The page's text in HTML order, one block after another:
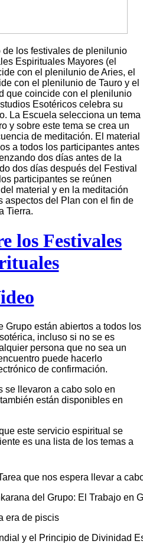
los festivales de plenilunio
Espirituales Mayores (el
con el plenilunio de Aries, el
con el plenilunio de Tauro y el
que coincide con el plenilunio
Esotéricos celebra su
La Escuela selecciona un tema
y sobre este tema se crea un
de meditación. El material
a todos los participantes antes
dos días antes de la
dos días después del Festival
participantes se reúnen
material y en la meditación
aspectos del Plan con el fin de
Tierra.
los Festivales
Grupo están abiertos a todos los
incluso si no se es
persona que no sea un
puede hacerlo
de confirmación.
se llevaron a cabo solo en
están disponibles en
este servicio espiritual se
es una lista de los temas a
que nos espera llevar a
del Grupo: El Trabajo en
era de piscis
y el Principio de Divinidad